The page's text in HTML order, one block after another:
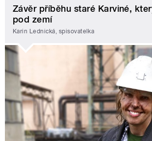
Závěr příběhu staré Karviné,
pod zemí
Karin Lednická, spisovatelka